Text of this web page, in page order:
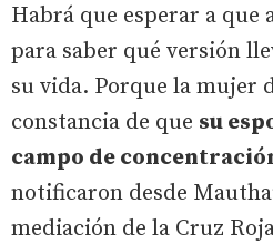
Habrá que esperar a
para saber qué versión
su vida. Porque la mujer
constancia de que su
campo de
notificaron desde
mediación de la Cruz